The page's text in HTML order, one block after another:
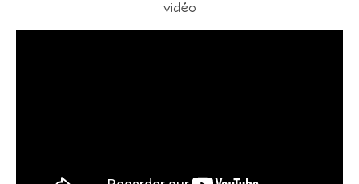
vidéo